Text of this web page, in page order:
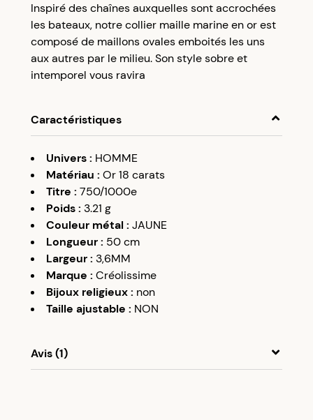
compte client et cumulez 5% de vos achats dans
votre cagnotte fidélité sans minimum d’achat.
Utilisez votre cagnotte de fidélité dès votre
prochaine commande à partir de 50€ d’achats.
Inspiré des chaînes auxquelles sont accrochées
les bateaux, notre collier maille marine en or est
composé de maillons ovales emboités les uns
aux autres par le milieu. Son style sobre et
intemporel vous ravira
Caractéristiques
Univers: HOMME
Matériau : Or 18 carats
Titre : 750/1000e
Poids: 3.21 g
Couleur métal: JAUNE
Longueur: 50 cm
Largeur: 3,6MM
Marque : Créolissime
Bijoux religieux: non
Taille ajustable : NON
Avis (1)